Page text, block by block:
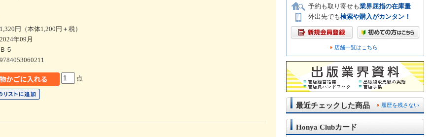
1,320円（本体1,200円＋税）
2024年09月
Ｂ５
9784053060211
点
予約も取り寄せも業界屈指の在庫量
外出先でも検索や購入がカンタン！
店舗一覧はこちら
履歴を残さない
最近チェックした商品
Honya Clubカード